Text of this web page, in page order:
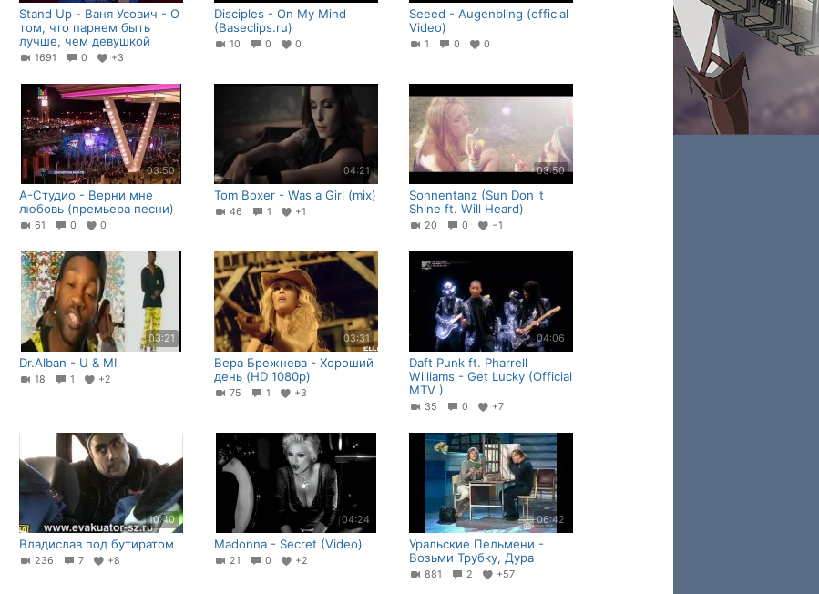
Stand Up - Ваня Усович - О
том, что парнем быть
лучше, чем девушкой
1691 0 +3
Disciples - On My Mind
(Baseclips.ru)
10 0 0
Seeed - Augenbling (official
Video)
1 0 0
03:50
А-Студио - Верни мне
любовь (премьера песни)
61 0 0
04:21
Tom Boxer - Was a Girl (mix)
46 1 +1
03:50
Sonnentanz (Sun Don_t
Shine ft. Will Heard)
20 0 −1
03:21
Dr.Alban - U & MI
18 1 +2
03:31
Вера Брежнева - Хороший
день (HD 1080p)
75 1 +3
04:06
Daft Punk ft. Pharrell
Williams - Get Lucky (Official
MTV )
35 0 +7
10:40
Владислав под бутиратом
236 7 +8
04:24
Madonna - Secret (Video)
21 0 +2
06:42
Уральские Пельмени -
Возьми Трубку, Дура
881 2 +57